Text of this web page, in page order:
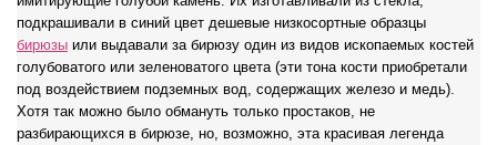
подкрашивали в синий цвет дешевые низкосортные образцы
бирюзы или выдавали за бирюзу один из видов ископаемых костей
голубоватого или зеленоватого цвета (эти тона кости приобретали
под воздействием подземных вод, содержащих железо и медь).
Хотя так можно было обмануть только простаков, не
разбирающихся в бирюзе, но, возможно, эта красивая легенда